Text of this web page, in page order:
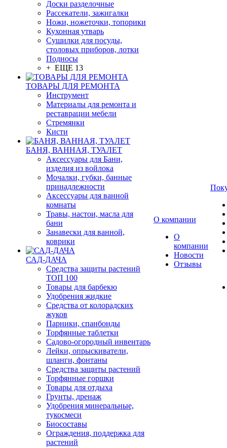
Доски разделочные
Рассекатели, зажигалки
Ножи, ножеточки, топорики
Кухонная утварь
Сушилки для посуды,
столовых приборов, лотки
Подносы
+ ЕЩЕ 13
ТОВАРЫ ДЛЯ РЕМОНТА
Инструмент
Материалы для ремонта и
реставрации мебели
Стремянки
Кисти
БАНЯ, ВАННАЯ, ТУАЛЕТ
Аксессуары для Бани,
изделия из войлока
Мочалки, губки, банные
принадлежности
Аксессуары для ванной
комнаты
Травы, настои, масла для
бани
Занавески для ванной,
коврики
САД-ДАЧА
Средства защиты растений
ТОП 100
Товары для барбекю
Удобрения жидкие
Средства от колорадских
жуков
Парники, спанбонды
Торфянные таблетки
Садово-огородный инвентарь
Лейки, опрыскиватели,
шланги, фонтаны
Средства защиты растений
Торфянные горшки
Товары для отдыха
Грунты, дренаж
Удобрения минеральные,
тукосмеси
Биосоставы
Ограждения, поддержка для
растений
О компании
О
компании
Новости
Отзывы